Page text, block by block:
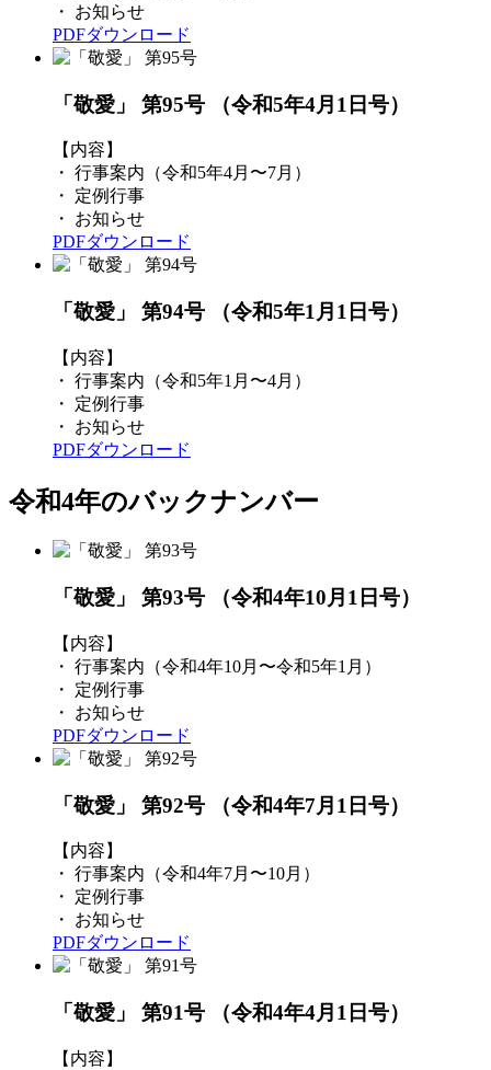
・ お知らせ
PDFダウンロード
「敬愛」 第95号 （令和5年4月1日号）
【内容】
・ 行事案内（令和5年4月〜7月）
・ 定例行事
・ お知らせ
PDFダウンロード
「敬愛」 第94号 （令和5年1月1日号）
【内容】
・ 行事案内（令和5年1月〜4月）
・ 定例行事
・ お知らせ
PDFダウンロード
令和4年のバックナンバー
「敬愛」 第93号 （令和4年10月1日号）
【内容】
・ 行事案内（令和4年10月〜令和5年1月）
・ 定例行事
・ お知らせ
PDFダウンロード
「敬愛」 第92号 （令和4年7月1日号）
【内容】
・ 行事案内（令和4年7月〜10月）
・ 定例行事
・ お知らせ
PDFダウンロード
「敬愛」 第91号 （令和4年4月1日号）
【内容】